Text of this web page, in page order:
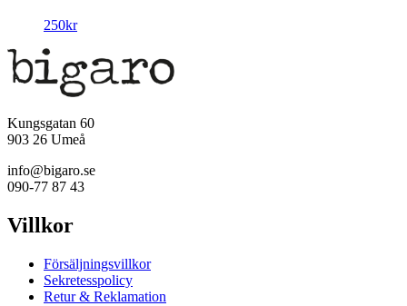
250kr
Kungsgatan 60
903 26 Umeå
info@bigaro.se
090-77 87 43
Villkor
Försäljningsvillkor
Sekretesspolicy
Retur & Reklamation